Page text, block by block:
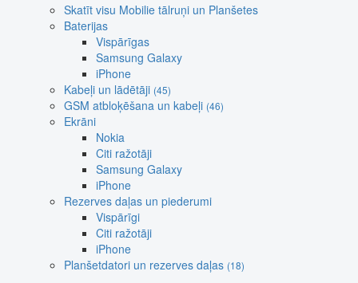
Skatīt visu Mobilie tālruņi un Planšetes
Baterijas
Vispārīgas
Samsung Galaxy
iPhone
Kabeļi un lādētāji (45)
GSM atbloķēšana un kabeļi (46)
Ekrāni
Nokia
Citi ražotāji
Samsung Galaxy
iPhone
Rezerves daļas un piederumi
Vispārīgi
Citi ražotāji
iPhone
Planšetdatori un rezerves daļas (18)